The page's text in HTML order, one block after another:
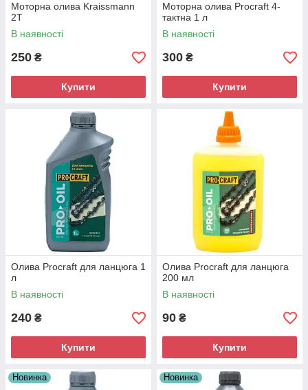
Моторна олива Kraissmann
2T
В наявності
250 ₴
Купити
Моторна олива Procraft 4-
тактна 1 л
В наявності
300 ₴
Купити
Олива Procraft для ланцюга 1
л
В наявності
240 ₴
Купити
Олива Procraft для ланцюга
200 мл
В наявності
90 ₴
Купити
Новинка Новинка